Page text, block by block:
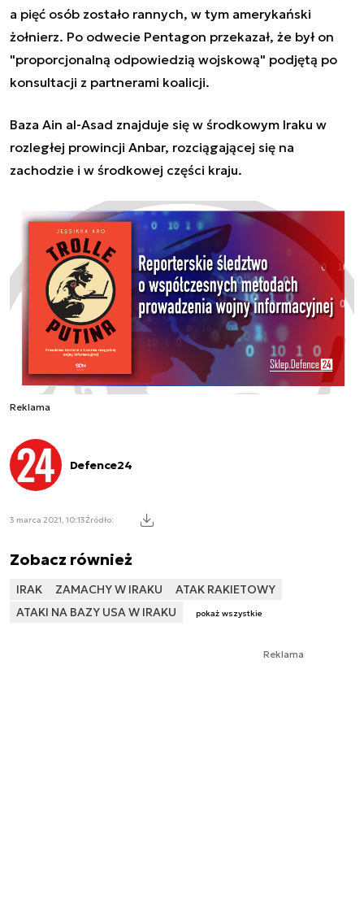
a pięć osób zostało rannych, w tym amerykański
żołnierz. Po odwecie Pentagon przekazał, że był on
"proporcjonalną odpowiedzią wojskową" podjętą po
konsultacji z partnerami koalicji.
Baza Ain al-Asad znajduje się w środkowym Iraku w
rozległej prowincji Anbar, rozciągającej się na
zachodzie i w środkowej części kraju.
Reklama
Defence24
3 marca 2021, 10:13Źródło:
Zobacz również
IRAK ZAMACHY W IRAKU
ATAK RAKIETOWY
ATAKI NA BAZY USA W IRAKU
pokaż wszystkie
Reklama